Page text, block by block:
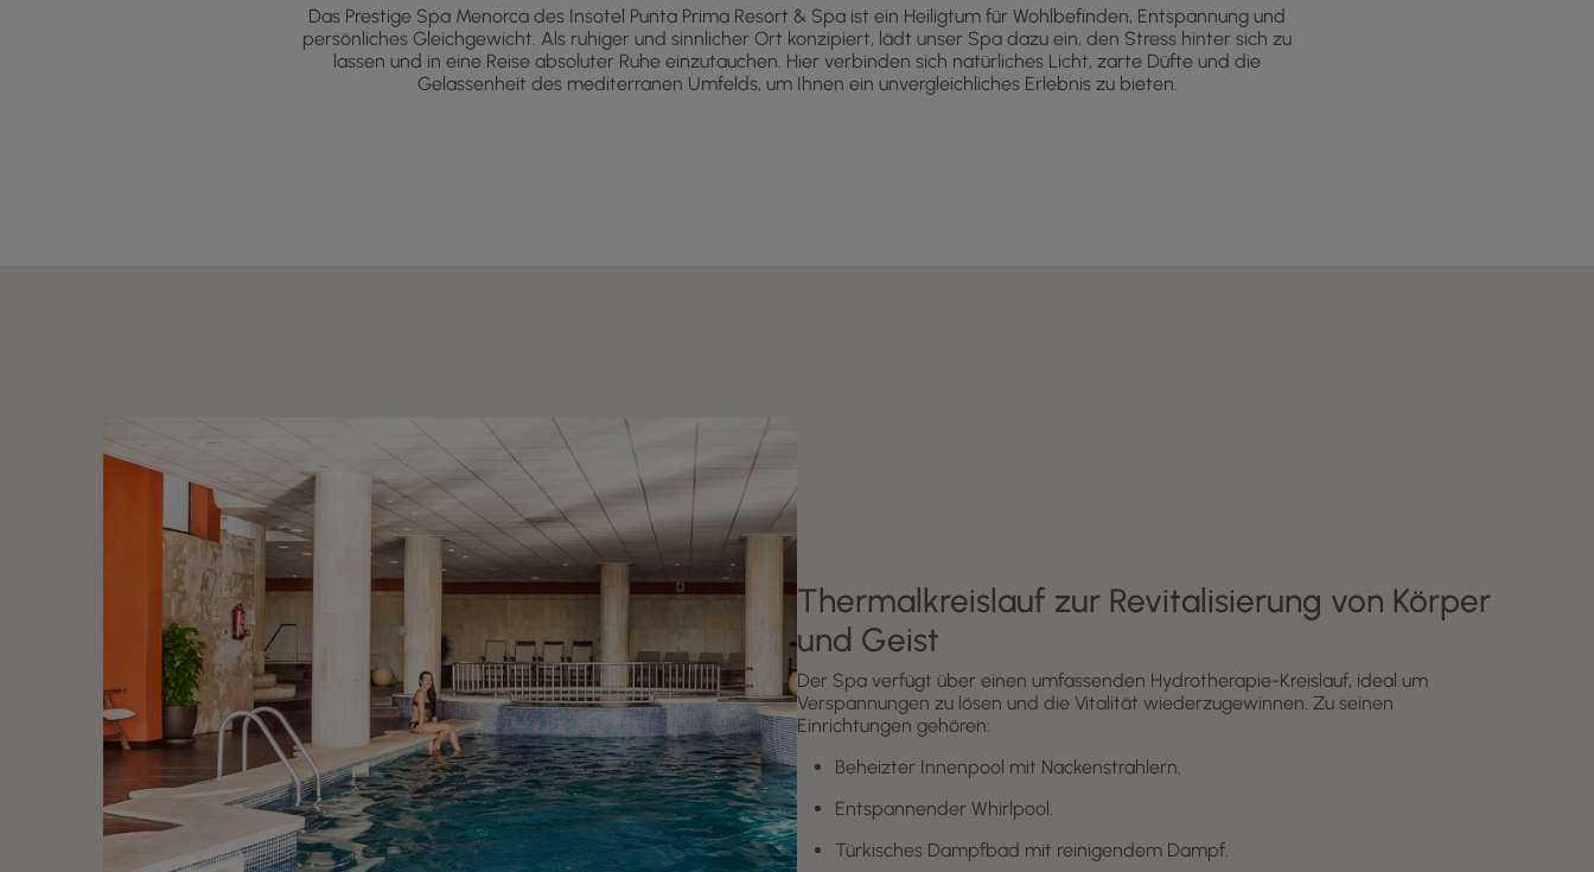
Das Prestige Spa Menorca des Insotel Punta Prima Resort & Spa ist ein Heiligtum für Wohlbefinden, Entspannung und
persönliches Gleichgewicht. Als ruhiger und sinnlicher Ort konzipiert, lädt unser Spa dazu ein, den Stress hinter sich zu
lassen und in eine Reise absoluter Ruhe einzutauchen. Hier verbinden sich natürliches Licht, zarte Düfte und die
Gelassenheit des mediterranen Umfelds, um Ihnen ein unvergleichliches Erlebnis zu bieten.
Thermalkreislauf zur Revitalisierung von Körper
und Geist
Der Spa verfügt über einen umfassenden Hydrotherapie-Kreislauf, ideal um
Verspannungen zu lösen und die Vitalität wiederzugewinnen. Zu seinen
Einrichtungen gehören:
Beheizter Innenpool mit Nackenstrahlern.
Entspannender Whirlpool.
Türkisches Dampfbad mit reinigendem Dampf.